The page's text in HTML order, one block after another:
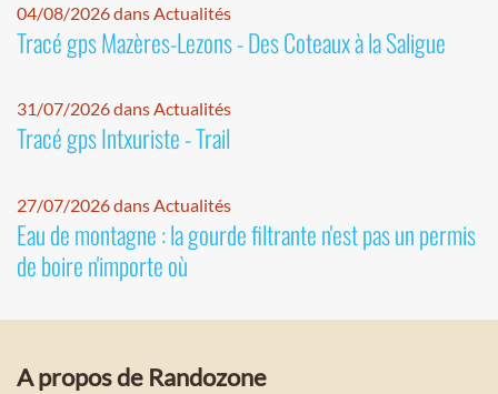
04/08/2026 dans Actualités
Tracé gps Mazères-Lezons - Des Coteaux à la Saligue
31/07/2026 dans Actualités
Tracé gps Intxuriste - Trail
27/07/2026 dans Actualités
Eau de montagne : la gourde filtrante n'est pas un permis
de boire n'importe où
A propos de Randozone